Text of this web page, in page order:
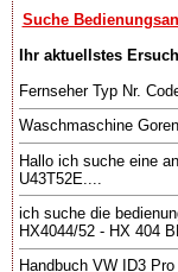
Suche
Ihr aktuellstes
Fernseher Typ Nr.
Waschmaschine
Hallo ich suche eine
U43T52E....
ich suche die
HX4044/52 - HX 404
Handbuch VW ID3